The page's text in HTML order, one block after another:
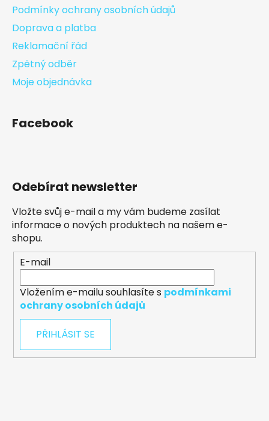
Podmínky ochrany osobních údajů
Doprava a platba
Reklamační řád
Zpětný odběr
Moje objednávka
Facebook
Odebírat newsletter
Vložte svůj e-mail a my vám budeme zasílat
informace o nových produktech na našem e-
shopu.
E-mail
Vložením e-mailu souhlasíte s podmínkami
ochrany osobních údajů
PŘIHLÁSIT SE